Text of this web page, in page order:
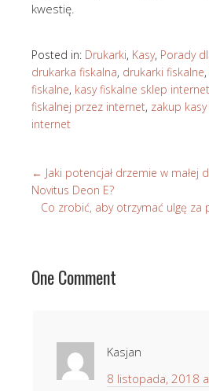
kwestię.
Posted in: Drukarki, Kasy, Porady
drukarka fiskalna, drukarki fiskalne,
fiskalne, kasy fiskalne sklep
fiskalnej przez internet, zakup
internet
← Jaki potencjał drzemie w małej
Novitus Deon E?
Co zrobić, aby otrzymać ulgę za
One Comment
Kasjan
8 listopada, 2018